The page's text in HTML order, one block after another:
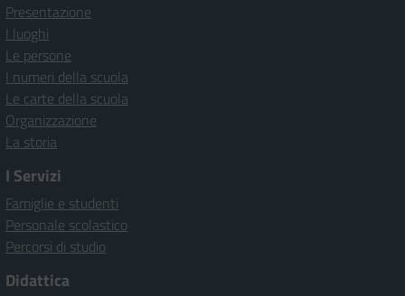
Presentazione
I luoghi
Le persone
I numeri della scuola
Le carte della scuola
Organizzazione
La storia
I Servizi
Famiglie e studenti
Personale scolastico
Percorsi di studio
Didattica